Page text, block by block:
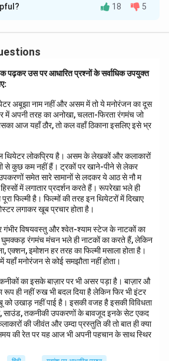
करता हूँ कि आप भी अच्छी होंगी। आपको
कितनी रुचि है, इसलिए मैं आपको ओलंपिक
में भारत का प्रदर्शन काफी सराहनीय रहा।
रिकॉर्ड बनाए और कई पदक जीते। नीरज
बार फिर कमाल दिखाया और स्वर्ण पदक
किया। बैडमिंटन में पी.वी. सिंधु और कुश्ती में
प्रदर्शन करते हुए पदक हासिल किए।
बाद अच्छा खेल दिखाया और पदक जीतने में
में भी हमारे खिलाड़ियों ने उम्मीद से
हमारे खिलाड़ी अंतरराष्ट्रीय स्तर पर
मनवा रहे हैं। मुझे आशा है कि आप भी इस खबर
Solution in PDF
18 5
पढ़कर उस पर आधारित प्रश्नों के सर्वाधिक उपयुक्त
अबूझा नाम नहीं और असम में तो ये मनोरंजन का दूस
में अपनी तरह का अनोखा, चलता-फिरता रंगमंच जो
आज यहाँ ठौर, तो कल वहाँ ठिकाना इसलिए इसे भ्र
थियेटर लोकप्रिय है। असम के लेखकों और कलाकारों
से कुछ कम नहीं हैं। ट्रकों पर खाने-पीने से लेकर
समेत सारे सामानों से लदकर ये आठ से नौ म
में लगातार प्रदर्शन करते हैं। रूपरेखा भले ही
फिल्मी है। फिल्मों की तरह इन थियेटरों में दिखाए
लगाकर खूब प्रचार होता है।
विषयवस्तु और श्वेत-श्याम स्टेज के नाटकों का
घुमक्कड़ रंगमंच मंचन भले ही नाटकों का करते हैं, लेकिन
इमोशन हर तरह का फिल्मी मसाला होता है।
मनोरंजन से कोई समझौता नहीं होता।
का इसके बाज़ार पर भी असर पड़ा है। बाज़ार औ
ही नहीं रुख भी बदल दिया है लेकिन फिर भी इंटर
उखाड़ नहीं पाई है। इसकी वजह है इसकी विविधता
साउंड, तकनीकी उपकरणों के बावजूद इनके सेट एकद
की जीवंत और उम्दा प्रस्तुति की तो बात ही क्या
की रेत पर यह आज भी अपनी पहचान के साथ स्थिर